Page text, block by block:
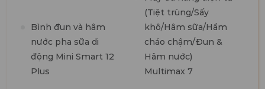
Bình đun và hâm
nước pha sữa di
động Mini Smart 12
Plus
(Tiệt trùng/Sấy
khô/Hâm sữa/Hầm
cháo chậm/Đun &
Hâm nước)
Multimax 7